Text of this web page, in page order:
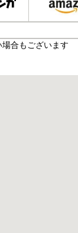
合もございます